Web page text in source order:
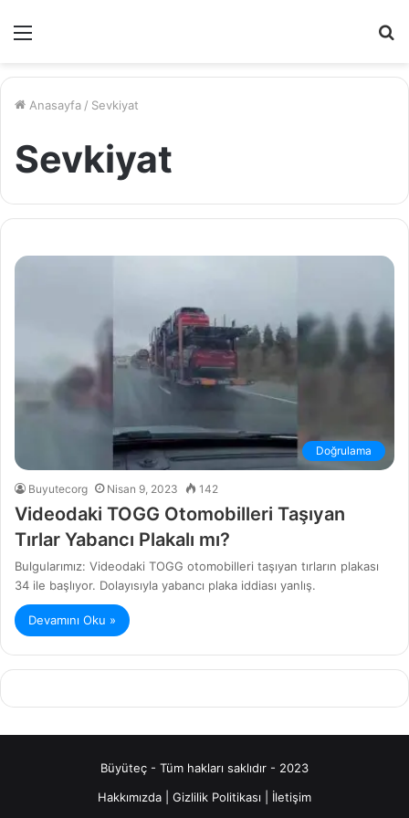
Menü
Anasayfa / Sevkiyat
Sevkiyat
Doğrulama
Buyutecorg Nisan 9, 2023 142
Videodaki TOGG Otomobilleri Taşıyan
Tırlar Yabancı Plakalı mı?
Bulgularımız: Videodaki TOGG otomobilleri taşıyan tırların plakası
34 ile başlıyor. Dolayısıyla yabancı plaka iddiası yanlış.
Devamını Oku »
Büyüteç - Tüm hakları saklıdır - 2023
Hakkımızda
Gizlilik Politikası İletişim